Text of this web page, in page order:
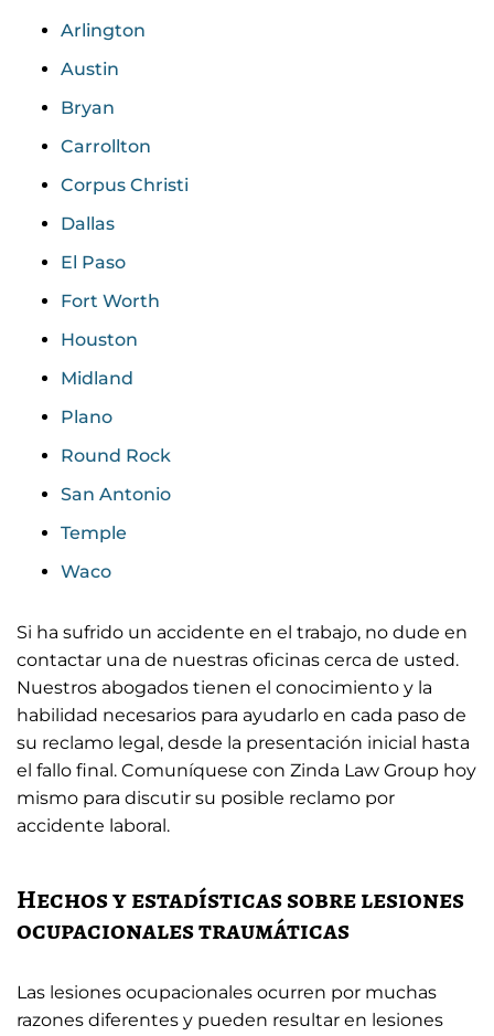
Arlington
Austin
Bryan
Carrollton
Corpus Christi
Dallas
El Paso
Fort Worth
Houston
Midland
Plano
Round Rock
San Antonio
Temple
Waco
Si ha sufrido un accidente en el trabajo, no dude en
contactar una de nuestras oficinas cerca de usted.
Nuestros abogados tienen el conocimiento y la
habilidad necesarios para ayudarlo en cada paso de
su reclamo legal, desde la presentación inicial hasta
el fallo final. Comuníquese con Zinda Law Group hoy
mismo para discutir su posible reclamo por
accidente laboral.
Hechos y estadísticas sobre lesiones
ocupacionales traumáticas
Las lesiones ocupacionales ocurren por muchas
razones diferentes y pueden resultar en lesiones